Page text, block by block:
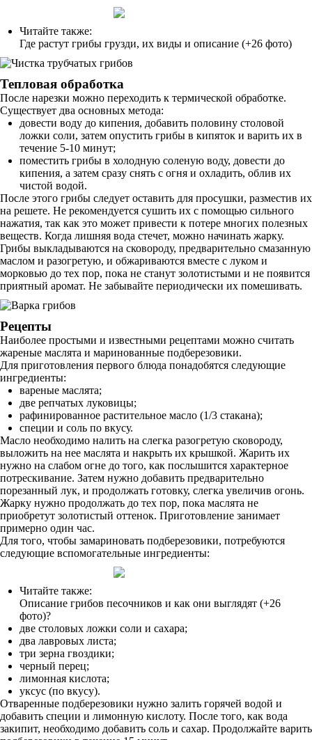
Читайте также:
Где растут грибы грузди, их виды и описание (+26 фото)
Тепловая обработка
После нарезки можно переходить к термической обработке.
Существует два основных метода:
довести воду до кипения, добавить половину столовой
ложки соли, затем опустить грибы в кипяток и варить их в
течение 5-10 минут;
поместить грибы в холодную соленую воду, довести до
кипения, а затем сразу снять с огня и охладить, облив их
чистой водой.
После этого грибы следует оставить для просушки, разместив их
на решете. Не рекомендуется сушить их с помощью сильного
нажатия, так как это может привести к потере многих полезных
веществ. Когда лишняя вода стечет, можно начинать жарку.
Грибы выкладываются на сковороду, предварительно смазанную
маслом и разогретую, и обжариваются вместе с луком и
морковью до тех пор, пока не станут золотистыми и не появится
приятный аромат. Не забывайте периодически их помешивать.
Рецепты
Наиболее простыми и известными рецептами можно считать
жареные маслята и маринованные подберезовики.
Для приготовления первого блюда понадобятся следующие
ингредиенты:
вареные маслята;
две репчатых луковицы;
рафинированное растительное масло (1/3 стакана);
специи и соль по вкусу.
Масло необходимо налить на слегка разогретую сковороду,
выложить на нее маслята и накрыть их крышкой. Жарить их
нужно на слабом огне до того, как послышится характерное
потрескивание. Затем нужно добавить предварительно
порезанный лук, и продолжать готовку, слегка увеличив огонь.
Жарку нужно продолжать до тех пор, пока маслята не
приобретут золотистый оттенок. Приготовление занимает
примерно один час.
Для того, чтобы замариновать подберезовики, потребуются
следующие вспомогательные ингредиенты:
Читайте также:
Описание грибов песочников и как они выглядят (+26
фото)?
две столовых ложки соли и сахара;
два лавровых листа;
три зерна гвоздики;
черный перец;
лимонная кислота;
уксус (по вкусу).
Отваренные подберезовики нужно залить горячей водой и
добавить специи и лимонную кислоту. После того, как вода
закипит, необходимо добавить соль и сахар. Продолжайте варить